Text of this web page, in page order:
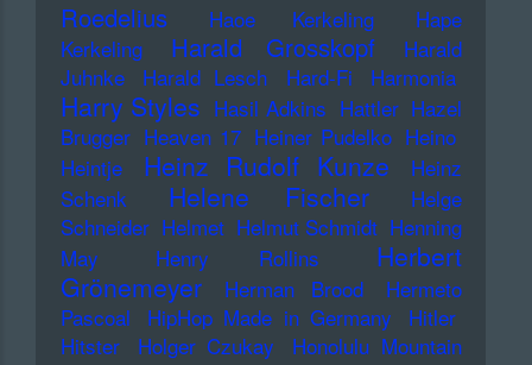
Roedelius
Haoe Kerkeling
Hape
Kerkeling
Harald Grosskopf
Harald
Juhnke
Harald Lesch Hard-Fi Harmonia
Harry Styles Hasil Adkins Hattler Hazel
Brugger Heaven 17 Heiner Pudelko Heino
Heintje
Heinz Rudolf Kunze
Heinz
Schenk
Helene Fischer
Helge
Schneider Helmet Helmut Schmidt Henning
May
Henry Rollins
Herbert
Grönemeyer
Herman Brood
Hermeto
Pascoal
HipHop Made in Germany
Hitler
Hitster
Holger Czukay
Honolulu Mountain